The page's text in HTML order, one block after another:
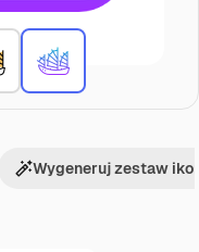
Wygeneruj zestaw